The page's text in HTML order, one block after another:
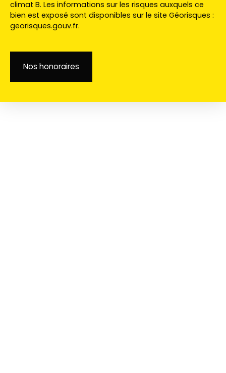
climat B. Les informations sur les risques auxquels ce
bien est exposé sont disponibles sur le site Géorisques :
georisques.gouv.fr.
Nos honoraires